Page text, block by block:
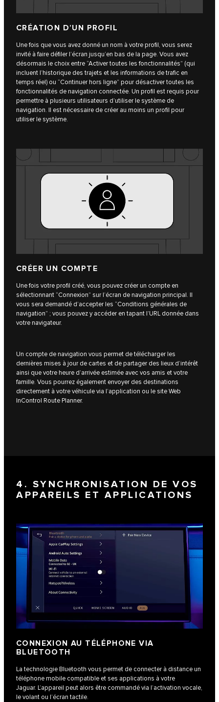
CRÉATION D’UN PROFIL
Une fois que vous avez donné un nom à votre profil, vous serez
invité à faire défiler l’écran jusqu’en bas de la page. Vous avez
désormais le choix entre “Activer toutes les fonctionnalités” (qui
incluent l’historique des trajets et les informations de trafic en
temps réel) ou “Continuer hors ligne” pour désactiver toutes les
fonctionnalités de navigation connectée. Un profil est requis pour
permettre à plusieurs utilisateurs d’utiliser le système de
navigation. Il est nécessaire de créer au moins un profil pour
utiliser le système.
CRÉER UN COMPTE
Une fois votre profil créé, vous pouvez créer un compte en
sélectionnant “Connexion” sur l’écran de navigation principal. Il
vous sera demandé d’accepter les “Conditions générales de
navigation” ; vous pouvez y accéder en tapant l’URL donnée dans
votre navigateur.
Un compte de navigation vous permet de télécharger les
dernières mises à jour de cartes et de partager des lieux d’intérêt
ainsi que votre heure d’arrivée estimée avec vos amis et votre
famille. Vous pourrez également envoyer des destinations
directement à votre véhicule via l’application ou le site Web
InControl Route Planner.
4. SYNCHRONISATION DE VOS
APPAREILS ET APPLICATIONS
CONNEXION AU TÉLÉPHONE VIA
BLUETOOTH
La technologie Bluetooth vous permet de connecter à distance un
téléphone mobile compatible et ses applications à votre
Jaguar. L’appareil peut alors être commandé via l’activation vocale,
le volant ou l’écran tactile.